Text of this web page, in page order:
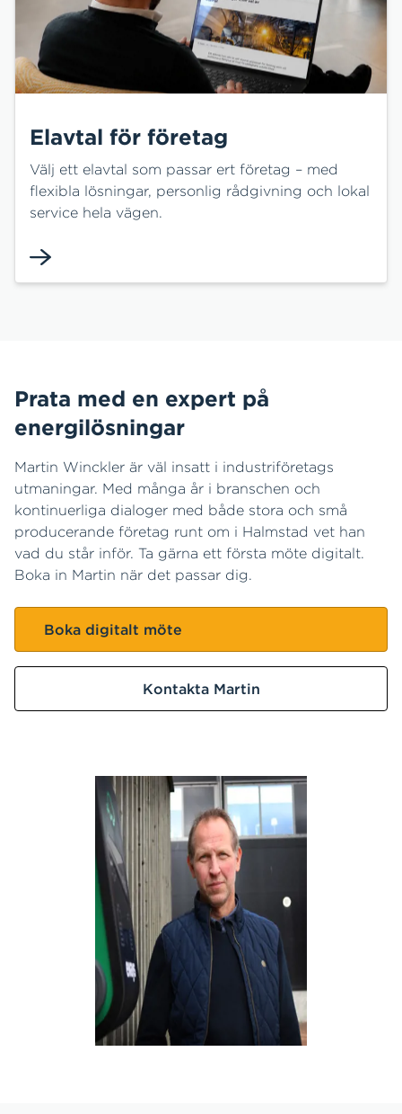
Elavtal för företag
Välj ett elavtal som passar ert företag – med
flexibla lösningar, personlig rådgivning och lokal
service hela vägen.
Prata med en expert på
energilösningar
Martin Winckler är väl insatt i industriföretags
utmaningar. Med många år i branschen och
kontinuerliga dialoger med både stora och små
producerande företag runt om i Halmstad vet han
vad du står inför. Ta gärna ett första möte digitalt.
Boka in Martin när det passar dig.
Boka digitalt möte
Kontakta Martin